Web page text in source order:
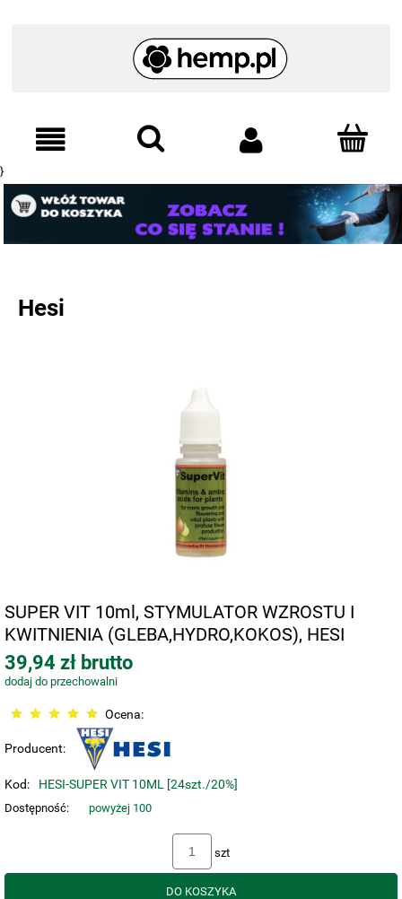
}
Hesi
SUPER VIT 10ml, STYMULATOR WZROSTU I
KWITNIENIA (GLEBA,HYDRO,KOKOS), HESI
39,94 zł brutto
dodaj do przechowalni
Ocena:
Producent:
Kod: HESI-SUPER VIT 10ML [24szt./20%]
Dostępność: powyżej 100
szt
DO KOSZYKA